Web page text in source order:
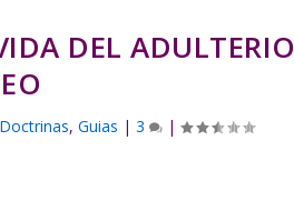
DEL ADULTERIO
Doctrinas, Guias | 3 |